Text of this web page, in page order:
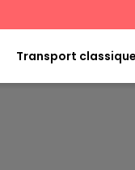
Transport classique